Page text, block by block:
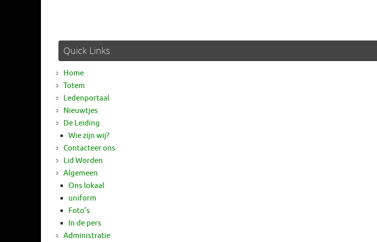
Quick Links
Home
Totem
Ledenportaal
Nieuwtjes
De Leiding
Wie zijn wij?
Contacteer ons
Lid Worden
Algemeen
Ons lokaal
uniform
Foto’s
In de pers
Administratie